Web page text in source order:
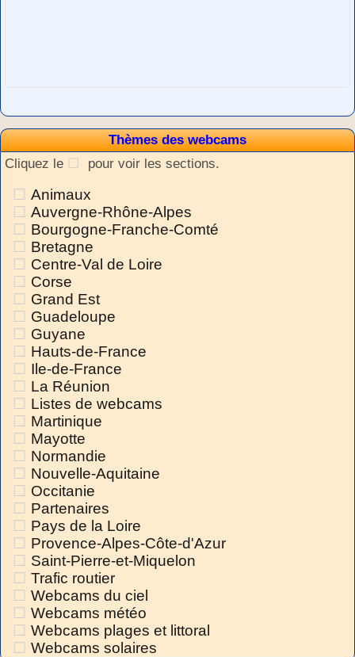
Thèmes des webcams
Cliquez le
pour voir les sections.
Animaux
Auvergne-Rhône-Alpes
Bourgogne-Franche-Comté
Bretagne
Centre-Val de Loire
Corse
Grand Est
Guadeloupe
Guyane
Hauts-de-France
Ile-de-France
La Réunion
Listes de webcams
Martinique
Mayotte
Normandie
Nouvelle-Aquitaine
Occitanie
Partenaires
Pays de la Loire
Provence-Alpes-Côte-d'Azur
Saint-Pierre-et-Miquelon
Trafic routier
Webcams du ciel
Webcams météo
Webcams plages et littoral
Webcams solaires